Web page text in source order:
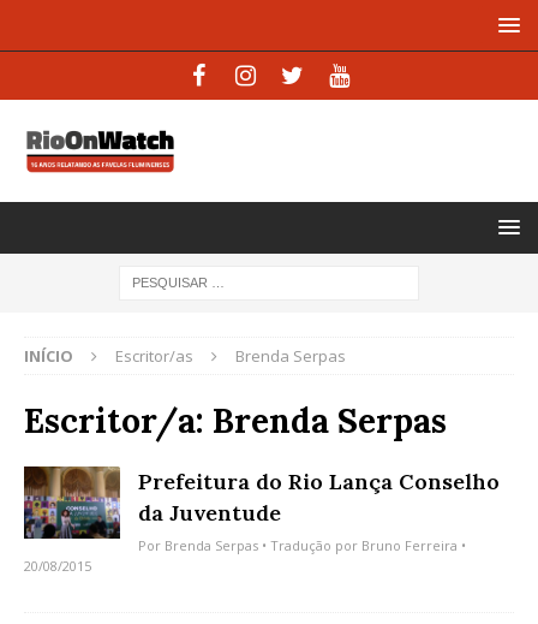
INÍCIO Escritor/as Brenda Serpas
Escritor/a: Brenda Serpas
Prefeitura do Rio Lança Conselho
da Juventude
Por Brenda Serpas • Tradução por Bruno Ferreira •
20/08/2015